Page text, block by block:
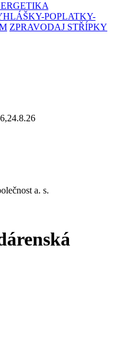
POPLATKY-
ZPRAVODAJ STŘÍPKY
a. s.